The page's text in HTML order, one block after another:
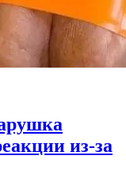
из-за